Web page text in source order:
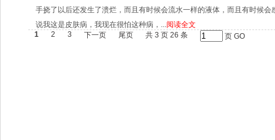
手挠了以后还发生了溃烂，而且有时候会流水一样的液体，而且有时候
说我这是皮肤病，我现在很怕这种病，...阅读全文
1
2 3 下一页 尾页 共 3 页 26 条 页 GO